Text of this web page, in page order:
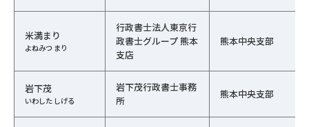
米満まり
よねみつ まり
行政書士法人東京行
政書士グループ 熊本
支店
熊本中央支部
岩下茂
いわした しげる
岩下茂行政書士事務
所
熊本中央支部